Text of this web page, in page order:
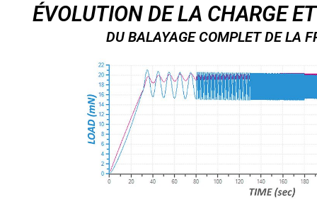
ÉVOLUTION DE LA CHARGE
DU BALAYAGE COMPLET DE LA